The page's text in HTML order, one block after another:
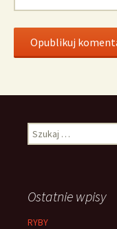
Szukaj:
Ostatnie wpisy
RYBY